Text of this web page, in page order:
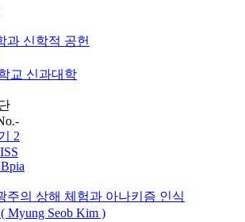
과 신학적 공헌
교 신과대학
2
주의 상해 체험과 아나키즘 인식
Myung Seob Kim )